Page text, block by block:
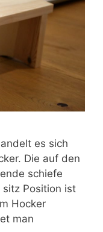
es sich
Die auf den
schiefe
Position ist
Hocker
man